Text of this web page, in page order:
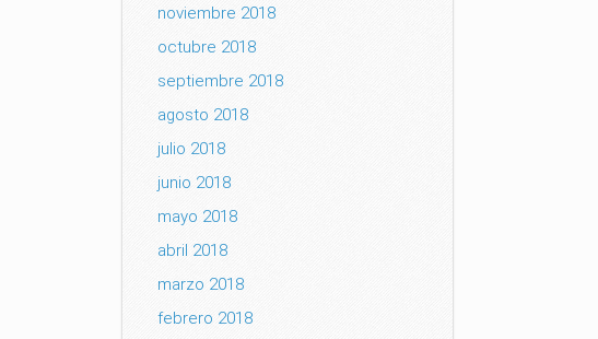
noviembre 2018
octubre 2018
septiembre 2018
agosto 2018
julio 2018
junio 2018
mayo 2018
abril 2018
marzo 2018
febrero 2018